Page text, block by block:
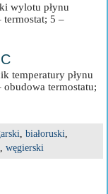
wylotu płynu
termostat; 5 –
temperatury płynu
obudowa termostatu;
, białoruski,
, węgierski